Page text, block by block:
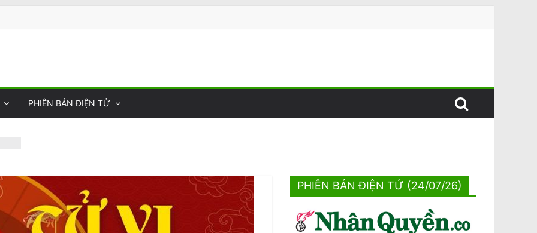
PHIÊN BẢN ĐIỆN TỬ
PHIÊN BẢN ĐIỆN TỬ (24/07/26)